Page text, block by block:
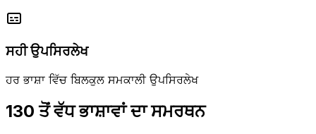
ਸਹੀ ਉਪਸਿਰਲੇਖ
ਹਰ ਭਾਸ਼ਾ ਵਿੱਚ ਬਿਲਕੁਲ ਸਮਕਾਲੀ ਉਪਸਿਰਲੇਖ
130 ਤੋਂ ਵੱਧ ਭਾਸ਼ਾਵਾਂ ਦਾ ਸਮਰਥਨ